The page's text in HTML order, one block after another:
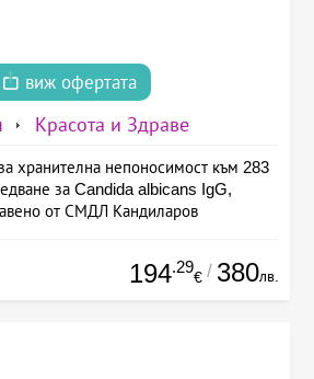
виж офертата
Красота и Здраве
хранителна непоносимост към 283
за Candida albicans IgG,
от СМДЛ Кандиларов
194.29
€ / 380лв.